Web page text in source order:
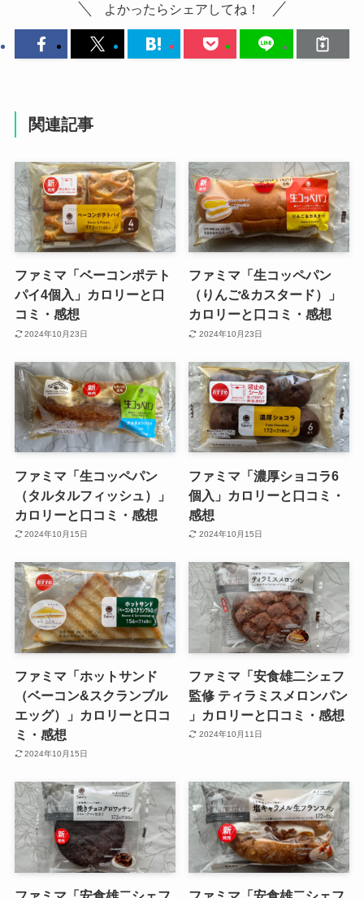
よかったらシェアしてね！
関連記事
ファミマ「ベーコンポテト
パイ4個入」カロリーと口
コミ・感想
2024年10月23日
ファミマ「生コッペパン
（りんご&カスタード）」
カロリーと口コミ・感想
2024年10月23日
ファミマ「生コッペパン
（タルタルフィッシュ）」
カロリーと口コミ・感想
2024年10月15日
ファミマ「濃厚ショコラ6
個入」カロリーと口コミ・
感想
2024年10月15日
ファミマ「ホットサンド
（ベーコン&スクランブル
エッグ）」カロリーと口コ
ミ・感想
2024年10月15日
ファミマ「安食雄二シェフ
監修 ティラミスメロンパン
」カロリーと口コミ・感想
2024年10月11日